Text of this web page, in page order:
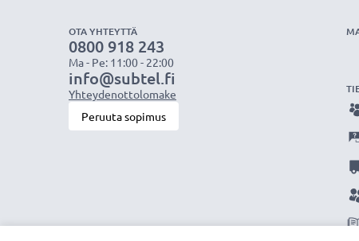
OTA YHTEYTTÄ
0800 918 243
Ma - Pe: 11:00 - 22:00
info@subtel.fi
Yhteydenottolomake
Peruuta sopimus